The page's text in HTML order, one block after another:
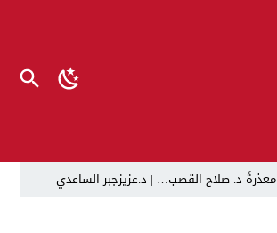
معذرةً د. صلاح القصب… | د.عزيزجبر الساعدي